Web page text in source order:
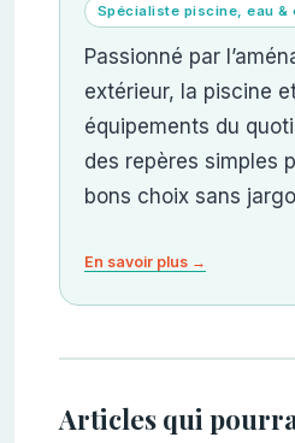
Spécialiste piscine, eau &
Passionné par
extérieur, la piscine
équipements du
des repères simples
bons choix sans
En savoir plus →
Articles qui